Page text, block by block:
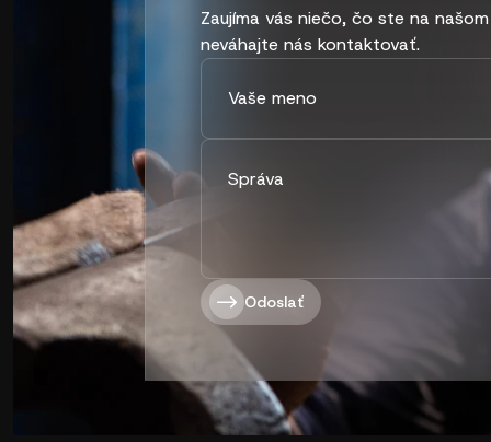
Zaujíma vás niečo, čo ste na
neváhajte nás kontaktovať.
Odoslať